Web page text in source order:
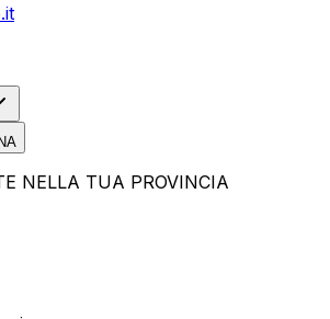
NELLA TUA PROVINCIA